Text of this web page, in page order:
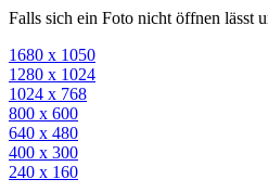
Falls sich ein Foto nicht öffnen lässt
1680 x 1050
1280 x 1024
1024 x 768
800 x 600
640 x 480
400 x 300
240 x 160